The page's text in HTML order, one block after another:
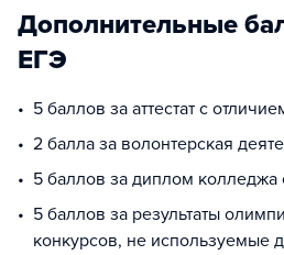
Дополнительные
ЕГЭ
5 баллов за аттестат с
2 балла за волонтерская
5 баллов за диплом колледжа
5 баллов за результаты
конкурсов, не используемые